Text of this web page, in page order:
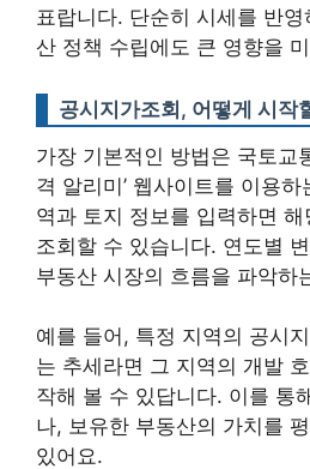
표랍니다. 단순히 시세를 반
산 정책 수립에도 큰 영향을
공시지가조회, 어떻게 시작
가장 기본적인 방법은 국토교
격 알리미’ 웹사이트를 이용
역과 토지 정보를 입력하면
조회할 수 있습니다. 연도별
부동산 시장의 흐름을 파악하
예를 들어, 특정 지역의 공시
는 추세라면 그 지역의 개발
작해 볼 수 있답니다. 이를 통
나, 보유한 부동산의 가치를
있어요.